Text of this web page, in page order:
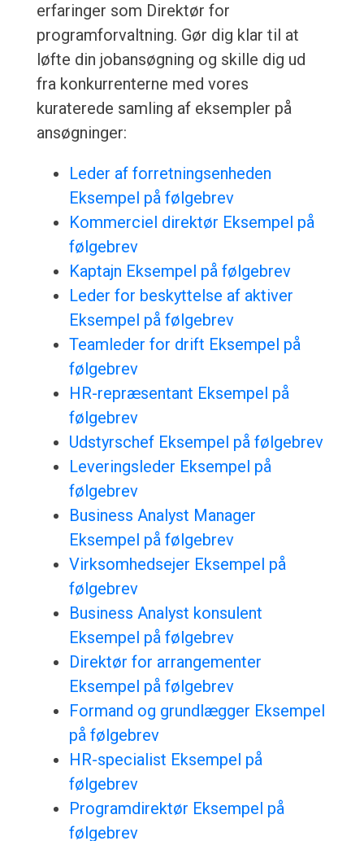
erfaringer som Direktør for
programforvaltning. Gør dig klar til at
løfte din jobansøgning og skille dig ud
fra konkurrenterne med vores
kuraterede samling af eksempler på
ansøgninger:
Leder af forretningsenheden
Eksempel på følgebrev
Kommerciel direktør Eksempel på
følgebrev
Kaptajn Eksempel på følgebrev
Leder for beskyttelse af aktiver
Eksempel på følgebrev
Teamleder for drift Eksempel på
følgebrev
HR-repræsentant Eksempel på
følgebrev
Udstyrschef Eksempel på følgebrev
Leveringsleder Eksempel på
følgebrev
Business Analyst Manager
Eksempel på følgebrev
Virksomhedsejer Eksempel på
følgebrev
Business Analyst konsulent
Eksempel på følgebrev
Direktør for arrangementer
Eksempel på følgebrev
Formand og grundlægger Eksempel
på følgebrev
HR-specialist Eksempel på
følgebrev
Programdirektør Eksempel på
følgebrev